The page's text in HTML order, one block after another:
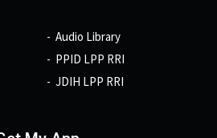
Audio Library
PPID LPP RRI
JDIH LPP RRI